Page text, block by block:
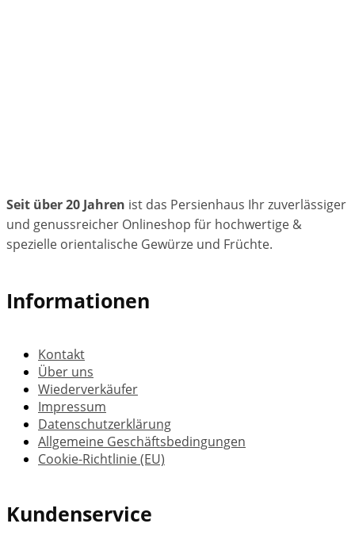
Seit über 20 Jahren ist das Persienhaus Ihr zuverlässiger
und genussreicher Onlineshop für hochwertige &
spezielle orientalische Gewürze und Früchte.
Informationen
Kontakt
Über uns
Wiederverkäufer
Impressum
Datenschutzerklärung
Allgemeine Geschäftsbedingungen
Cookie-Richtlinie (EU)
Kundenservice